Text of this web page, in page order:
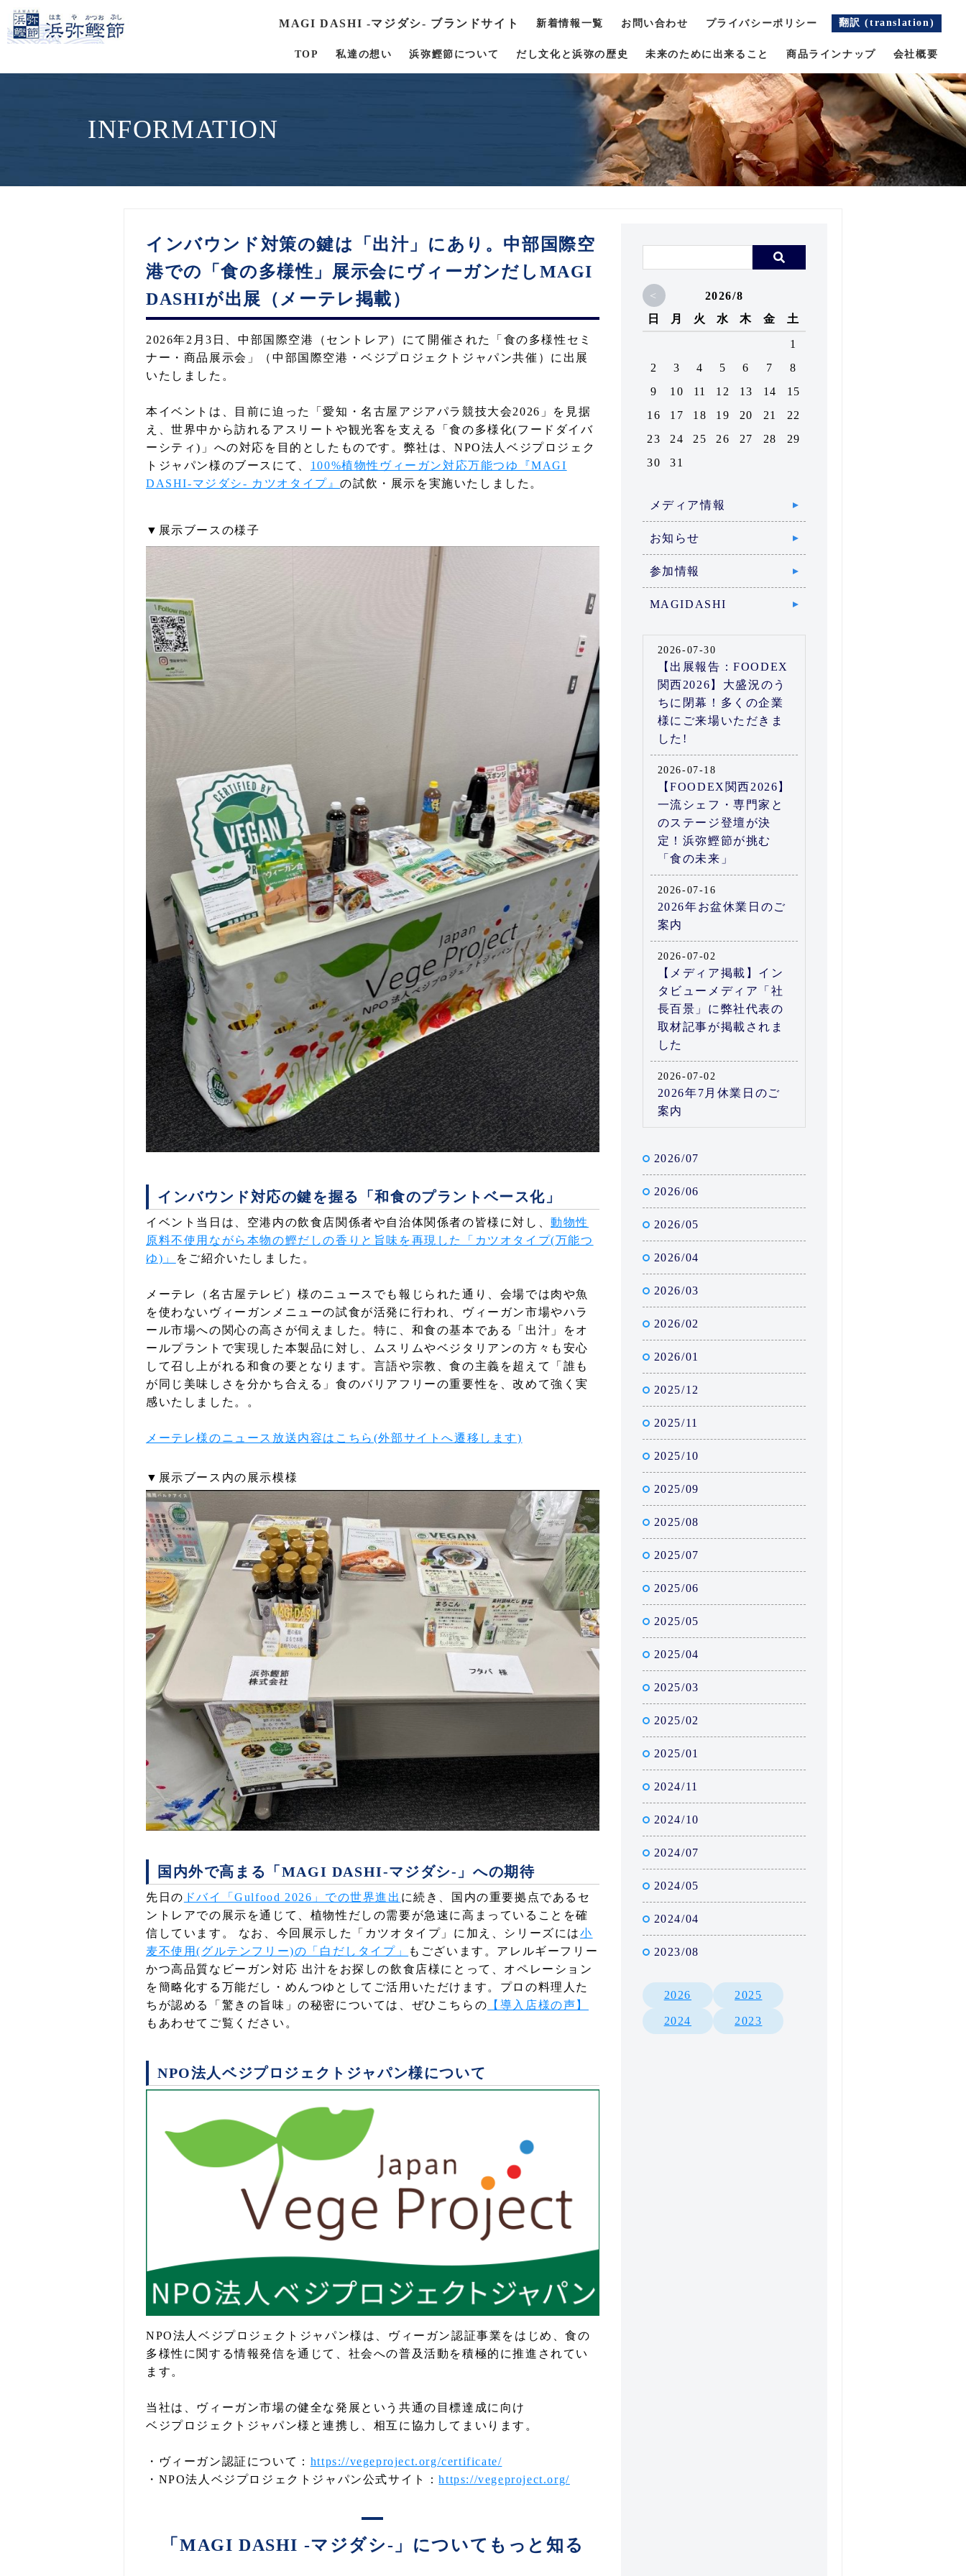
TOP 私達の想い 浜弥鰹節について だし文化と浜弥の歴史 未来のために出来ること 商品ラインナップ 会社概要
MAGI DASHI -マジダシ- ブランドサイト 新着情報一覧 お問い合わせ プライバシーポリシー 翻訳 (translation)
INFORMATION
インバウンド対策の鍵は「出汁」にあり。中部国際空
港での「食の多様性」展示会にヴィーガンだしMAGI
DASHIが出展（メーテレ掲載）
2026年2月3日、中部国際空港（セントレア）にて開催された「食の多様性セミ
ナー・商品展示会」（中部国際空港・ベジプロジェクトジャパン共催）に出展
いたしました。
本イベントは、目前に迫った「愛知・名古屋アジアパラ競技大会2026」を見据
え、世界中から訪れるアスリートや観光客を支える「食の多様化(フードダイバ
ーシティ)」への対応を目的としたものです。弊社は、NPO法人ベジプロジェク
トジャパン様のブースにて、 100%植物性ヴィーガン対応万能つゆ『MAGI
DASHI-マジダシ- カツオタイプ』の試飲・展示を実施いたしました。
▼展示ブースの様子
インバウンド対応の鍵を握る「和食のプラントベース化」
イベント当日は、空港内の飲食店関係者や自治体関係者の皆様に対し、動物性
原料不使用ながら本物の鰹だしの香りと旨味を再現した「カツオタイプ(万能つ
ゆ)」
をご紹介いたしました。
メーテレ（名古屋テレビ）様のニュースでも報じられた通り、会場では肉や魚
を使わないヴィーガンメニューの試食が活発に行われ、ヴィーガン市場やハラ
ール市場への関心の高さが伺えました。特に、和食の基本である「出汁」をオ
ールプラントで実現した本製品に対し、ムスリムやベジタリアンの方々も安心
して召し上がれる和食の要となります。言語や宗教、食の主義を超えて「誰も
が同じ美味しさを分かち合える」食のバリアフリーの重要性を、改めて強く実
感いたしました。。
メーテレ様のニュース放送内容はこちら(外部サイトへ遷移します)
▼展示ブース内の展示模様
国内外で高まる「MAGI DASHI-マジダシ-」への期待
先日の ドバイ「Gulfood 2026」での世界進出 に続き、国内の重要拠点であるセ
ントレアでの展示を通じて、植物性だしの需要が急速に高まっていることを確
信しています。 なお、今回展示した「カツオタイプ」に加え、シリーズには小
麦不使用(グルテンフリー)の「白だしタイプ」
もございます。アレルギーフリー
かつ高品質なビーガン対応 出汁をお探しの飲食店様にとって、オペレーション
を簡略化する万能だし・めんつゆとしてご活用いただけます。プロの料理人た
ちが認める「驚きの旨味」の秘密については、ぜひこちらの 【導入店様の声】
もあわせてご覧ください。
NPO法人ベジプロジェクトジャパン様について
NPO法人ベジプロジェクトジャパン様は、ヴィーガン認証事業をはじめ、食の
多様性に関する情報発信を通じて、社会への普及活動を積極的に推進されてい
ます。
当社は、ヴィーガン市場の健全な発展という共通の目標達成に向け
ベジプロジェクトジャパン様と連携し、相互に協力してまいります。
・ヴィーガン認証について： https://vegeproject.org/certificate/
・NPO法人ベジプロジェクトジャパン公式サイト：https://vegeproject.org/
「MAGI DASHI -マジダシ-」についてもっと知る
<
2026/8
日
月 火 水 木 金 土
1
2
3 4 5 6 7
8
9
10 11 12 13 14
15
16
17 18 19 20 21
22
23
24 25 26 27 28
29
30
31
メディア情報
お知らせ
参加情報
MAGIDASHI
2026-07-30
【出展報告：FOODEX
関西2026】大盛況のう
ちに閉幕！多くの企業
様にご来場いただきま
した!
2026-07-18
【FOODEX関西2026】
一流シェフ・専門家と
のステージ登壇が決
定！浜弥鰹節が挑む
「食の未来」
2026-07-16
2026年お盆休業日のご
案内
2026-07-02
【メディア掲載】イン
タビューメディア「社
長百景」に弊社代表の
取材記事が掲載されま
した
2026-07-02
2026年7月休業日のご
案内
2026/07
2026/06
2026/05
2026/04
2026/03
2026/02
2026/01
2025/12
2025/11
2025/10
2025/09
2025/08
2025/07
2025/06
2025/05
2025/04
2025/03
2025/02
2025/01
2024/11
2024/10
2024/07
2024/05
2024/04
2023/08
2026 2025
2024 2023